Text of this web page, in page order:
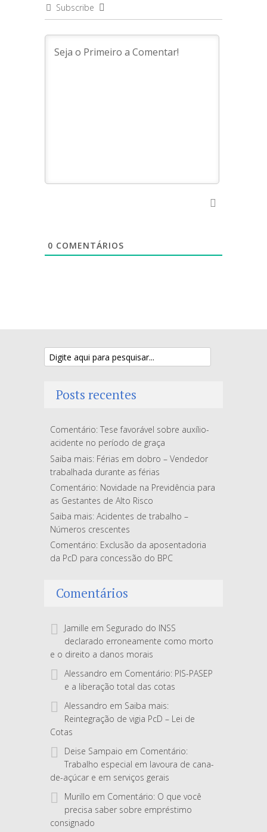
Subscribe
0 COMENTÁRIOS
Posts recentes
Comentário: Tese favorável sobre auxílio-
acidente no período de graça
Saiba mais: Férias em dobro – Vendedor
trabalhada durante as férias
Comentário: Novidade na Previdência para
as Gestantes de Alto Risco
Saiba mais: Acidentes de trabalho –
Números crescentes
Comentário: Exclusão da aposentadoria
da PcD para concessão do BPC
Comentários
Jamille em Segurado do INSS
declarado erroneamente como morto
e o direito a danos morais
Alessandro em Comentário: PIS-PASEP
e a liberação total das cotas
Alessandro em Saiba mais:
Reintegração de vigia PcD – Lei de
Cotas
Deise Sampaio em Comentário:
Trabalho especial em lavoura de cana-
de-açúcar e em serviços gerais
Murillo em Comentário: O que você
precisa saber sobre empréstimo
consignado